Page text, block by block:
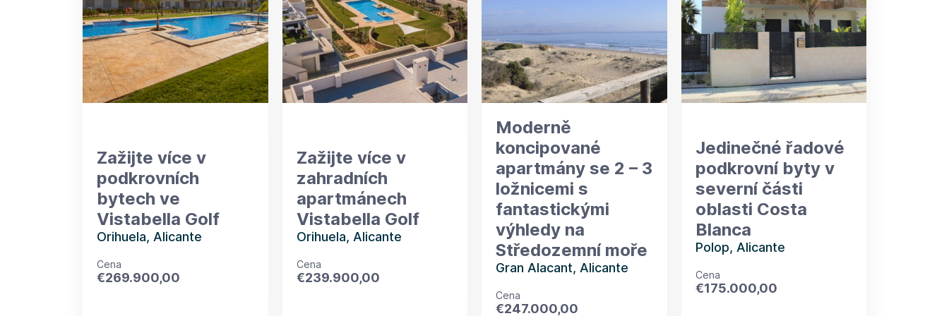
Zažijte více v
podkrovních
bytech ve
Vistabella Golf
Orihuela, Alicante
Cena
€269.900,00
Zažijte více v
zahradních
apartmánech
Vistabella Golf
Orihuela, Alicante
Cena
€239.900,00
Moderně
koncipované
apartmány se 2 – 3
ložnicemi s
fantastickými
výhledy na
Středozemní moře
Gran Alacant, Alicante
Cena
€247.000,00
Jedinečné řadové
podkrovní byty v
severní části
oblasti Costa
Blanca
Polop, Alicante
Cena
€175.000,00